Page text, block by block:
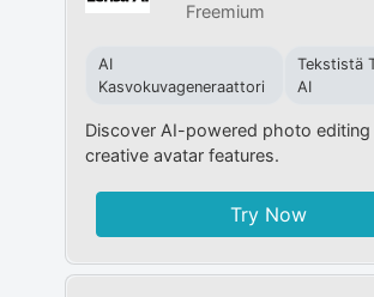
Freemium
AI
Kasvokuvageneraattori
Tekstistä
AI
Discover AI-powered photo editing
creative avatar features.
Try Now